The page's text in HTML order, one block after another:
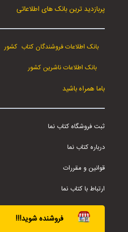
پربازدید ترین بانک های اطلاعاتی
بانک اطلاعات فروشندگان کتاب کشور
بانک اطلاعات ناشرین کشور
باما همراه باشید
ثبت فروشگاه کتاب نما
درباره کتاب نما
قوانین و مقررات
ارتباط با کتاب نما
فروشنده شوید!!!